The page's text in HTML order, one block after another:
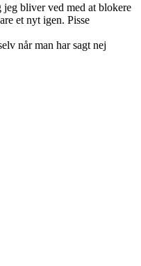
jeg bliver ved med at blokere
et nyt igen. Pisse
når man har sagt nej